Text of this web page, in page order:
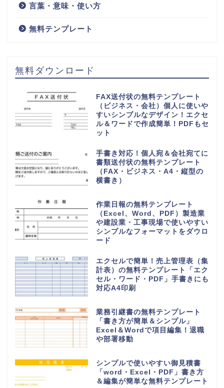
言葉・意味・使い方
無料テンプレート
無料ダウンロード
FAX送付状の無料テンプレート
（ビジネス・会社）個人に使いや
すいシンプルなデザイン！エクセ
ル＆ワードで作成簡単！PDFもセ
ット
手書き対応！個人宛＆会社宛てに
書類送付状の無料テンプレート
（FAX・ビジネス・A4・縦型の
横書き）
作業日報の無料テンプレート
（Excel、Word、PDF）製造業
や建設業・工事現場で使いやすい
シンプルなフォーマットをダウロ
ード
エクセルで簡単！売上管理表（集
計表）の無料テンプレート「エク
セル・ワード・PDF」手書きにも
対応A4印刷
業務引継書の無料テンプレート
「書き方が簡単＆シンプル」
Excel＆Wordで項目編集！退職
や部署移動
シンプルで使いやすい御見積書
「word・Excel・PDF」書き方
＆編集が簡単な無料テンプレート